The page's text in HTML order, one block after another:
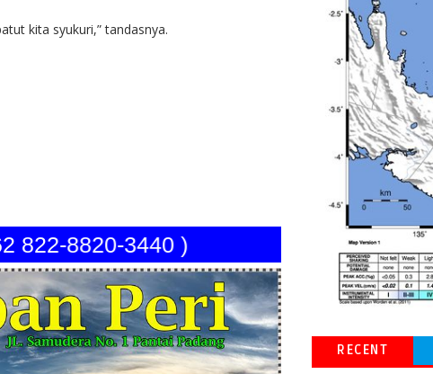
kita syukuri,” tandasnya.
822-8820-3440 )
RECENT